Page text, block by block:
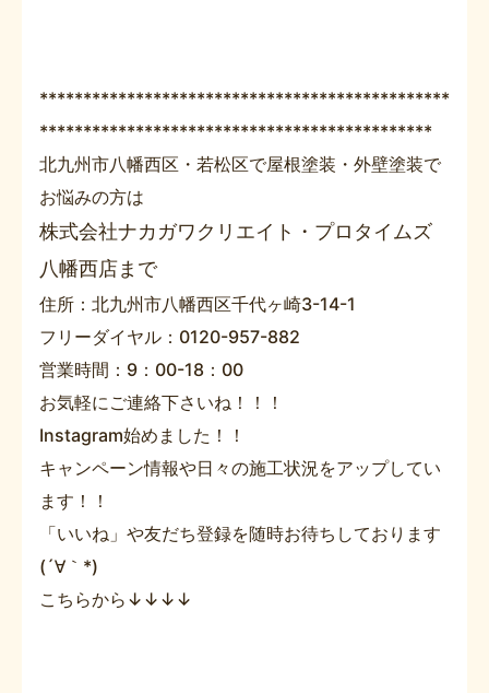
***********************************************
*********************************************
北九州市八幡西区・若松区で屋根塗装・外壁塗装で
お悩みの方は
株式会社ナカガワクリエイト・プロタイムズ
八幡西店まで
住所：北九州市八幡西区千代ヶ崎3-14-1
フリーダイヤル：0120-957-882
営業時間：9：00-18：00
お気軽にご連絡下さいね！！！
Instagram始めました！！
キャンペーン情報や日々の施工状況をアップしてい
ます！！
「いいね」や友だち登録を随時お待ちしております
(´∀｀*)
こちらから↓↓↓↓